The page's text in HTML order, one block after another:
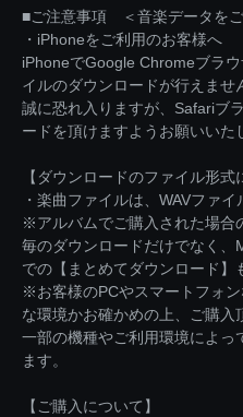
■ご注意事項 ＜音楽データを
・iPhoneをご利用のお客様へ
iPhoneでGoogle Chromeブラ
イルのダウンロードが行えませ
誠に恐れ入りますが、Safariブ
ードを頂けますようお願いいた
【ダウンロードのファイル形式
・楽曲ファイルは、WAVファ
※アルバムでご購入された場合
毎のダウンロードだけでなく
での【まとめてダウンロード】
※お客様のPCやスマートフォ
な環境かお確かめの上、ご購入
一部の機種やご利用環境によっ
ます。
【ご購入について】